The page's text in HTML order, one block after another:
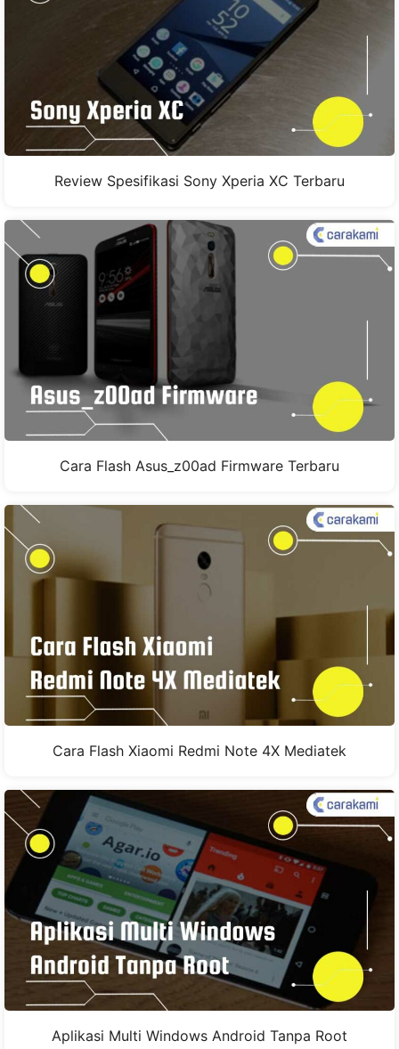
Review Spesifikasi Sony Xperia XC Terbaru
Cara Flash Asus_z00ad Firmware Terbaru
Cara Flash Xiaomi Redmi Note 4X Mediatek
Aplikasi Multi Windows Android Tanpa Root